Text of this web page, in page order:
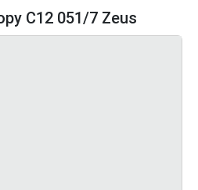
C12 051/7 Zeus